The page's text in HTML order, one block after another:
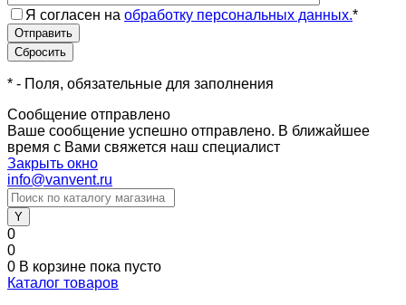
Я согласен на обработку персональных данных.*
* - Поля, обязательные для заполнения
Сообщение отправлено
Ваше сообщение успешно отправлено. В ближайшее
время с Вами свяжется наш специалист
Закрыть окно
info@vanvent.ru
0
0
0 В корзине пока пусто
Каталог товаров